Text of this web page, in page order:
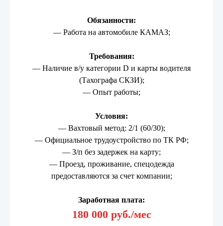
Обязанности:
— Работа на автомобиле КАМАЗ;
Требования:
— Наличие в/у категории D и карты водителя
(Тахографа СКЗИ);
— Опыт работы;
Условия:
— Вахтовый метод: 2/1 (60/30);
— Официальное трудоустройство по ТК РФ;
— З/п без задержек на карту;
— Проезд, проживание, спецодежда
предоставляются за счет компании;
Заработная плата:
180 000 руб./мес